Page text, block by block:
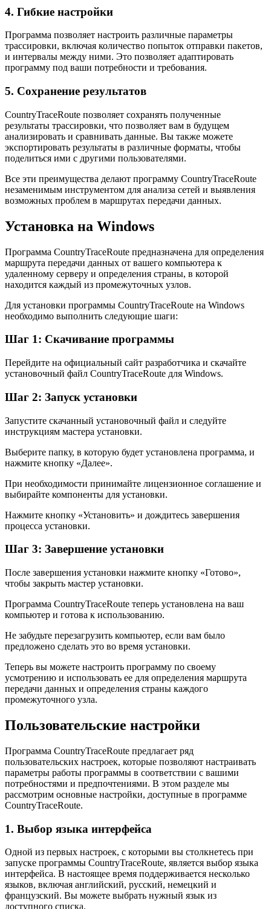
4. Гибкие настройки
Программа позволяет настроить различные параметры
трассировки, включая количество попыток отправки пакетов,
и интервалы между ними. Это позволяет адаптировать
программу под ваши потребности и требования.
5. Сохранение результатов
CountryTraceRoute позволяет сохранять полученные
результаты трассировки, что позволяет вам в будущем
анализировать и сравнивать данные. Вы также можете
экспортировать результаты в различные форматы, чтобы
поделиться ими с другими пользователями.
Все эти преимущества делают программу CountryTraceRoute
незаменимым инструментом для анализа сетей и выявления
возможных проблем в маршрутах передачи данных.
Установка на Windows
Программа CountryTraceRoute предназначена для определения
маршрута передачи данных от вашего компьютера к
удаленному серверу и определения страны, в которой
находится каждый из промежуточных узлов.
Для установки программы CountryTraceRoute на Windows
необходимо выполнить следующие шаги:
Шаг 1: Скачивание программы
Перейдите на официальный сайт разработчика и скачайте
установочный файл CountryTraceRoute для Windows.
Шаг 2: Запуск установки
Запустите скачанный установочный файл и следуйте
инструкциям мастера установки.
Выберите папку, в которую будет установлена программа, и
нажмите кнопку «Далее».
При необходимости принимайте лицензионное соглашение и
выбирайте компоненты для установки.
Нажмите кнопку «Установить» и дождитесь завершения
процесса установки.
Шаг 3: Завершение установки
После завершения установки нажмите кнопку «Готово»,
чтобы закрыть мастер установки.
Программа CountryTraceRoute теперь установлена на ваш
компьютер и готова к использованию.
Не забудьте перезагрузить компьютер, если вам было
предложено сделать это во время установки.
Теперь вы можете настроить программу по своему
усмотрению и использовать ее для определения маршрута
передачи данных и определения страны каждого
промежуточного узла.
Пользовательские настройки
Программа CountryTraceRoute предлагает ряд
пользовательских настроек, которые позволяют настраивать
параметры работы программы в соответствии с вашими
потребностями и предпочтениями. В этом разделе мы
рассмотрим основные настройки, доступные в программе
CountryTraceRoute.
1. Выбор языка интерфейса
Одной из первых настроек, с которыми вы столкнетесь при
запуске программы CountryTraceRoute, является выбор языка
интерфейса. В настоящее время поддерживается несколько
языков, включая английский, русский, немецкий и
французский. Вы можете выбрать нужный язык из
доступного списка.